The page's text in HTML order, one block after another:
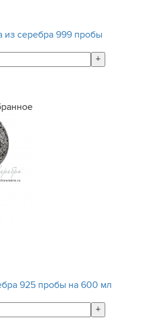
из серебра 999 пробы
+
925 пробы на 600 мл
+